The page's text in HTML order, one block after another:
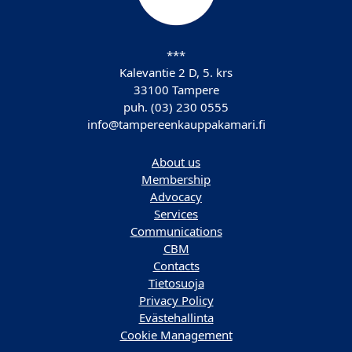
***
Kalevantie 2 D, 5. krs
33100 Tampere
puh. (03) 230 0555
info@tampereenkauppakamari.fi
About us
Membership
Advocacy
Services
Communications
CBM
Contacts
Tietosuoja
Privacy Policy
Evästehallinta
Cookie Management